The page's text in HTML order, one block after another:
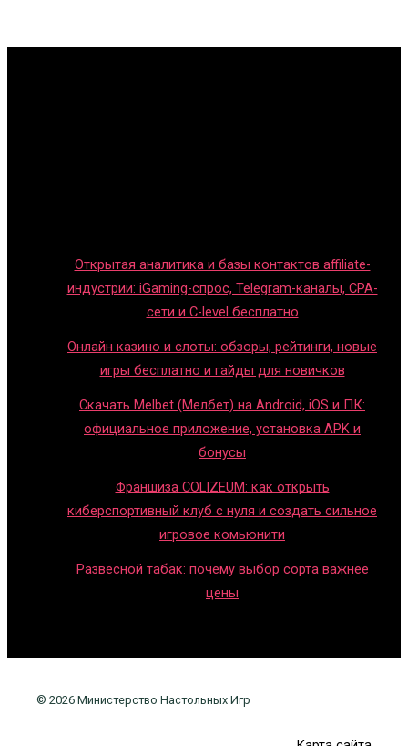
Открытая аналитика и базы контактов affiliate-
индустрии: iGaming-спрос, Telegram-каналы, CPA-
сети и C-level бесплатно
Онлайн казино и слоты: обзоры, рейтинги, новые
игры бесплатно и гайды для новичков
Скачать Melbet (Мелбет) на Android, iOS и ПК:
официальное приложение, установка APK и
бонусы
Франшиза COLIZEUM: как открыть
киберспортивный клуб с нуля и создать сильное
игровое комьюнити
Развесной табак: почему выбор сорта важнее
цены
© 2026 Министерство Настольных Игр